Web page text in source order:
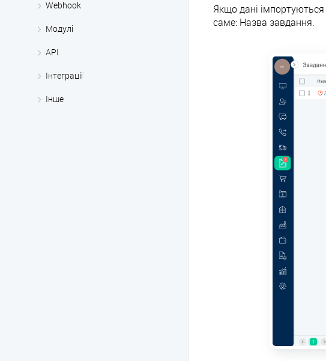
Webhook
Модулі
API
Інтеграції
Інше
Якщо дані
саме: Назва завдання.